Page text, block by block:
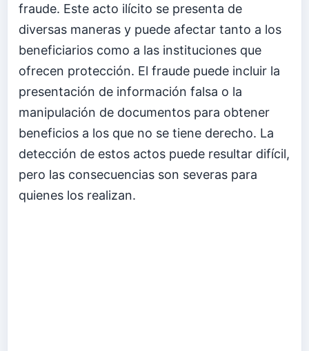
fraude. Este acto ilícito se presenta de
diversas maneras y puede afectar tanto a los
beneficiarios como a las instituciones que
ofrecen protección. El fraude puede incluir la
presentación de información falsa o la
manipulación de documentos para obtener
beneficios a los que no se tiene derecho. La
detección de estos actos puede resultar difícil,
pero las consecuencias son severas para
quienes los realizan.